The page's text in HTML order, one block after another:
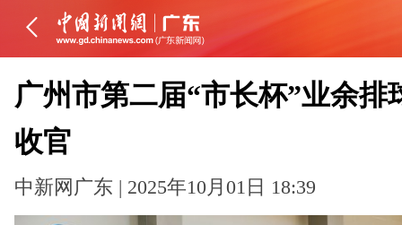
广州市第二届“市长杯”业余排
收官
中新网广东 | 2025年10月01日 18:39